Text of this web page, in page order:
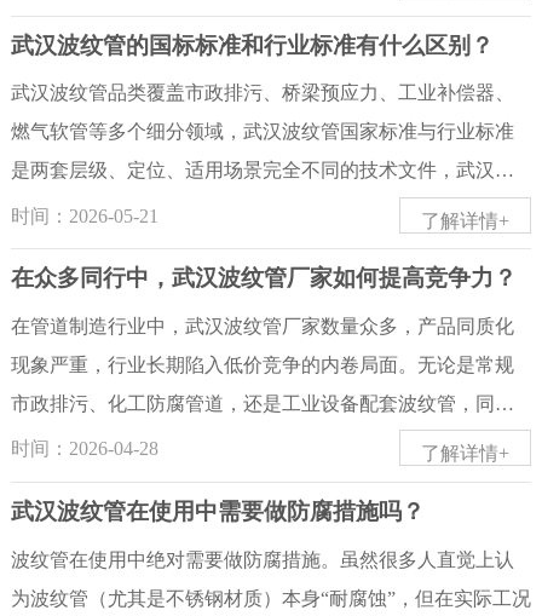
VC 双壁波纹管耐老化偏弱，标准使用周期 30-40 年；镀锌钢
波纹涵管做双层环氧防腐处理，常规道路涵洞可用 30-40 年；
304 不锈钢金属波纹管用于设备给排水、补偿管道，常温清水
环境寿命 30-50 年，201 不锈钢仅 10-20 年。其次，受工况与
施工影响，多数项目实际使用周期会出现明显缩短，分为三
类梯度。轻度损耗场景：小区绿化带、非机动车道、轻度盐
碱地、热缩带简易连接的钢带波纹管，实际寿命 20-30 年；重
度损耗场景：回填含碎石刺...
系统中常见的不锈钢波纹管，若在安装环节存在操作失当或
在运行期间疏于检查，均可能导致接头泄漏、管体腐蚀甚至
突发性破裂等安全事故。有鉴于此，以下从安装核心规范、
日常维护要点及科学存放管理三个维度，系统阐述武汉波纹
管全生命周期的技术管控措施。一、严格遵循安装规范，筑
牢系统运行根基波纹管安装阶段的质量控制是保障其长期稳
定运行的首要前提。在安装作业启动前，必须对到场的波纹
管逐根进行外观质量检查，确认型号规格与设计文件相符，
管体表面无磕碰划伤、裂纹凹陷等机械损伤，对于有压力等
级和材质证明文件要求的工程，还应核验产品质量证明书的
完整性与合规性。进入安装工序后，须严格遵守一条不可逾
越的操作红线——严禁采用拉伸、压缩或扭转波纹管的方式
强行补偿管道安装尺寸偏差，否则将严重破坏波纹管内部应
力分布，大幅缩短其疲劳寿命。在连接作业环节，焊接施工
时应使用湿石棉等耐高温材料对波纹管本体进行有效遮蔽防
护，防止...
武汉波纹管的国标标准和行业标准有什么区别？
武汉波纹管品类覆盖市政排污、桥梁预应力、工业补偿器、
燃气软管等多个细分领域，武汉波纹管国家标准与行业标准
是两套层级、定位、适用场景完全不同的技术文件，武汉波
纹管二者存在明确效力高低、覆盖范围、技术精细度区分，
武汉波纹管工程采购、管材检测、竣工验收必须分清二者边
界。二者在制定主体、法律层级与适用范围存在根本区别。
国家标准（GB/GB/T）由国家标准化管理委员会统一组织编
制发布，覆盖全国全行业，分为强制国标 GB 与推荐国标 GB/
T，强制国标是所有管材生产、施工必须遵守的法定底线，任
何行业标准都不能低于其技术要求；像 GB/T 19472.1 双壁波
纹管国标，给排水、市政、环保工程全部通用。行业标准（C
J/T、JG、JT 等）由住建、交通、建工等单一行业主管部门制
定，仅在本行业全国范围内生效，且**仅在无对应国标时才
设立**，属于补充标准，例如钢带增强波纹管无独立国标，
了解详情+
时间：2026-05-21
在众多同行中，武汉波纹管厂家如何提高竞争力？
在管道制造行业中，武汉波纹管厂家数量众多，产品同质化
现象严重，行业长期陷入低价竞争的内卷局面。无论是常规
市政排污、化工防腐管道，还是工业设备配套波纹管，同行
之间产品款式、工艺、定价高度重合，单纯依靠产能扩张与
低价走量，只会不断压缩企业利润空间，难以实现长久稳定
发展。对于武汉波纹管厂家而言，想要在激烈的行业竞争中
脱颖而出，摆脱价格战束缚，就必须从产品研发、生产制
造、品质管控、服务体系、市场布局、品牌建设、供应链管
了解详情+
时间：2026-04-28
武汉波纹管在使用中需要做防腐措施吗？
波纹管在使用中绝对需要做防腐措施。虽然很多人直觉上认
为波纹管（尤其是不锈钢材质）本身“耐腐蚀”，但在实际工况